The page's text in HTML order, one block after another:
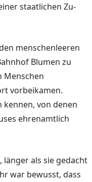
staatlichen Zu­
menschenleeren
Blumen zu
Menschen
vorbeika­men.
kennen, von denen
ehrenamtlich
länger als sie gedacht
war bewusst, dass